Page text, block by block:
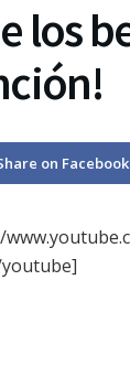
los
on Facebook